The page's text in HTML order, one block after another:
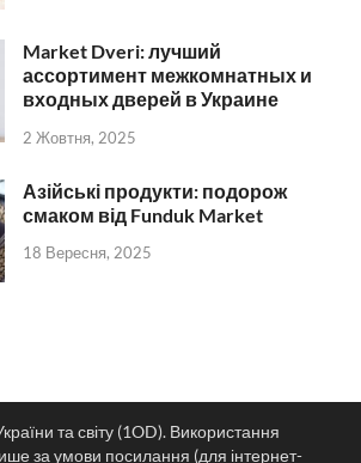
Market Dveri: лучший
ассортимент межкомнатных и
входных дверей в Украине
2 Жовтня, 2025
Азійські продукти: подорож
смаком від Funduk Market
18 Вересня, 2025
та світу (1OD). Використання
за умови посилання (для інтернет-